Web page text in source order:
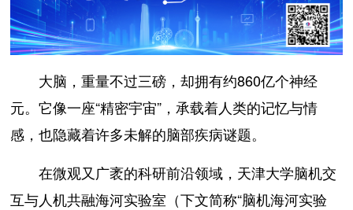
大脑，重量不过三磅，却拥有约860亿个神经
元。它像一座“精密宇宙”，承载着人类的记忆与情
感，也隐藏着许多未解的脑部疾病谜题。
在微观又广袤的科研前沿领域，天津大学脑机交
互与人机共融海河实验室（下文简称“脑机海河实验